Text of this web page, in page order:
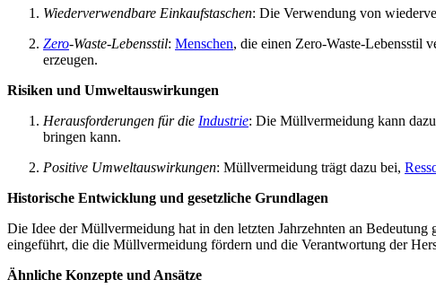
Wiederverwendbare Einkaufstaschen: Die Verwendung von
Zero-Waste-Lebensstil: Menschen, die einen Zero-Waste-Lebensstil
erzeugen.
Risiken und Umweltauswirkungen
Herausforderungen für die Industrie: Die Müllvermeidung kann
bringen kann.
Positive Umweltauswirkungen: Müllvermeidung trägt dazu bei,
Historische Entwicklung und gesetzliche Grundlagen
Die Idee der Müllvermeidung hat in den letzten Jahrzehnten an
eingeführt, die die Müllvermeidung fördern und die Verantwortung der
Ähnliche Konzepte und Ansätze